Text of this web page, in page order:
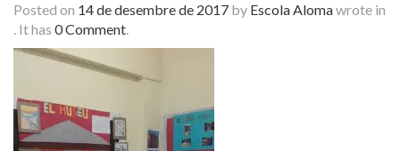
Posted on 14 de desembre de 2017 by Escola Alomawrote in
. It has 0 Comment.